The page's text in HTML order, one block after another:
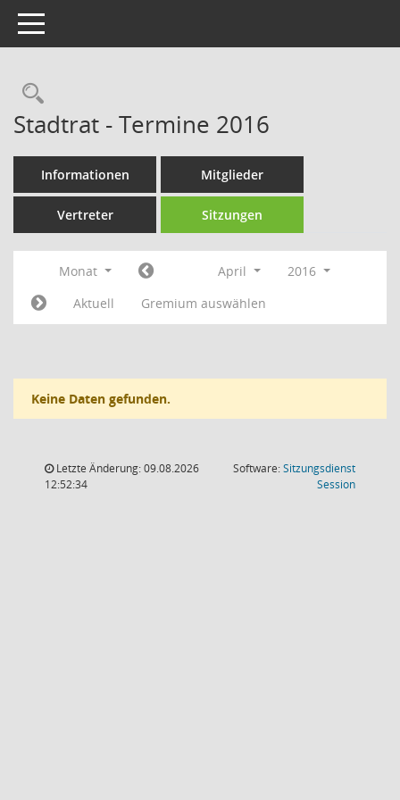
Toggle navigation
Rechercheauswahl
Stadtrat - Termine 2016
Informationen Mitglieder
Vertreter Sitzungen
Monat April
2016
Aktuell
Gremium auswählen
Keine Daten gefunden.
Letzte Änderung: 09.08.2026
12:52:34
Software:Sitzungsdienst
Session(Wird in